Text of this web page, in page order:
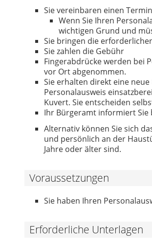
Sie vereinbaren einen
Wenn Sie Ihren
wichtigen Grund und
Sie bringen die
Sie zahlen die Gebühr
Fingerabdrücke werden bei
vor Ort abgenommen.
Sie erhalten direkt eine
Personalausweis
Kuvert. Sie entscheiden
Ihr Bürgeramt informiert Sie
Alternativ können Sie sich
und persönlich an der
Jahre oder älter sind.
Voraussetzungen
Sie haben Ihren
Erforderliche Unterlagen